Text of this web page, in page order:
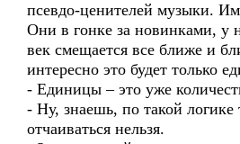
псевдо-ценителей музыки.
Они в гонке за новинками, у
век смещается все ближе и
интересно это будет только
- Единицы – это уже
- Ну, знаешь, по такой логике
отчаиваться нельзя.